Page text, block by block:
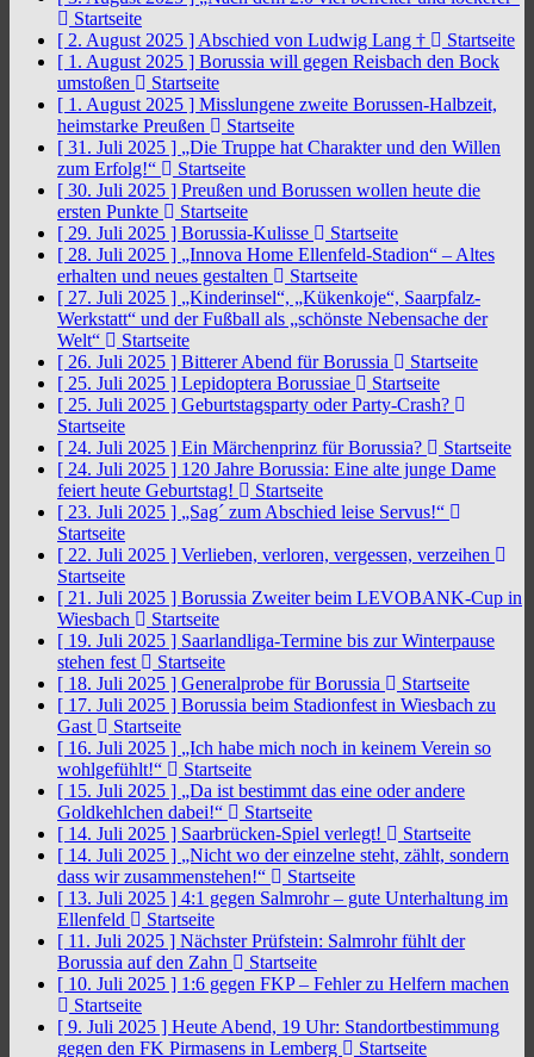
Startseite
[ 2. August 2025 ] Abschied von Ludwig Lang †
Startseite
[ 1. August 2025 ] Borussia will gegen Reisbach den Bock
umstoßen
Startseite
[ 1. August 2025 ] Misslungene zweite Borussen-Halbzeit,
heimstarke Preußen
Startseite
[ 31. Juli 2025 ] „Die Truppe hat Charakter und den Willen
zum Erfolg!“
Startseite
[ 30. Juli 2025 ] Preußen und Borussen wollen heute die
ersten Punkte
Startseite
[ 29. Juli 2025 ] Borussia-Kulisse
Startseite
[ 28. Juli 2025 ] „Innova Home Ellenfeld-Stadion“ – Altes
erhalten und neues gestalten
Startseite
[ 27. Juli 2025 ] „Kinderinsel“, „Kükenkoje“, Saarpfalz-
Werkstatt“ und der Fußball als „schönste Nebensache der
Welt“
Startseite
[ 26. Juli 2025 ] Bitterer Abend für Borussia
Startseite
[ 25. Juli 2025 ] Lepidoptera Borussiae
Startseite
[ 25. Juli 2025 ] Geburtstagsparty oder Party-Crash?
Startseite
[ 24. Juli 2025 ] Ein Märchenprinz für Borussia?
Startseite
[ 24. Juli 2025 ] 120 Jahre Borussia: Eine alte junge Dame
feiert heute Geburtstag!
Startseite
[ 23. Juli 2025 ] „Sag´ zum Abschied leise Servus!“
Startseite
[ 22. Juli 2025 ] Verlieben, verloren, vergessen, verzeihen
Startseite
[ 21. Juli 2025 ] Borussia Zweiter beim LEVOBANK-Cup in
Wiesbach
Startseite
[ 19. Juli 2025 ] Saarlandliga-Termine bis zur Winterpause
stehen fest
Startseite
[ 18. Juli 2025 ] Generalprobe für Borussia
Startseite
[ 17. Juli 2025 ] Borussia beim Stadionfest in Wiesbach zu
Gast
Startseite
[ 16. Juli 2025 ] „Ich habe mich noch in keinem Verein so
wohlgefühlt!“
Startseite
[ 15. Juli 2025 ] „Da ist bestimmt das eine oder andere
Goldkehlchen dabei!“
Startseite
[ 14. Juli 2025 ] Saarbrücken-Spiel verlegt!
Startseite
[ 14. Juli 2025 ] „Nicht wo der einzelne steht, zählt, sondern
dass wir zusammenstehen!“
Startseite
[ 13. Juli 2025 ] 4:1 gegen Salmrohr – gute Unterhaltung im
Ellenfeld
Startseite
[ 11. Juli 2025 ] Nächster Prüfstein: Salmrohr fühlt der
Borussia auf den Zahn
Startseite
[ 10. Juli 2025 ] 1:6 gegen FKP – Fehler zu Helfern machen
Startseite
[ 9. Juli 2025 ] Heute Abend, 19 Uhr: Standortbestimmung
gegen den FK Pirmasens in Lemberg
Startseite